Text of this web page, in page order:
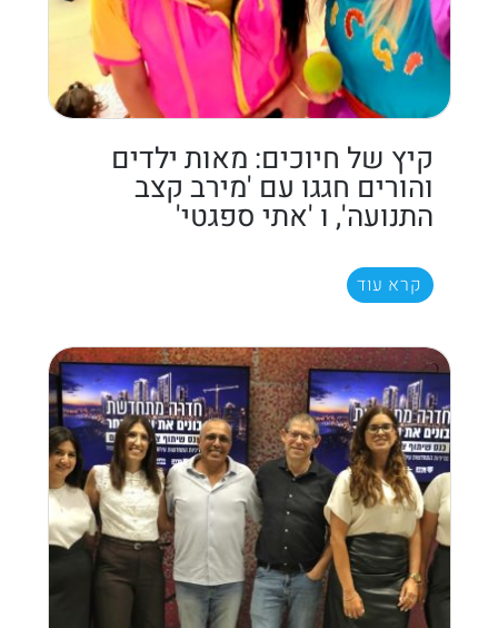
קיץ של חיוכים: מאות ילדים
והורים חגגו עם 'מירב קצב
התנועה', ו 'אתי ספגטי'
קרא עוד